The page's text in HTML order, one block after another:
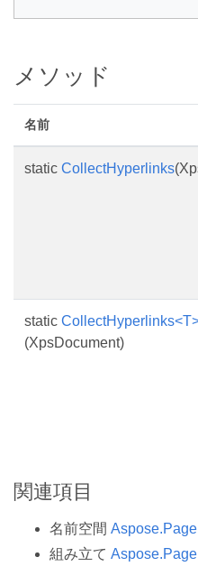
メソッド
名前
static CollectHyperlinks
static
(XpsDocument)
関連項目
名前空間
組み立て Aspose.Page